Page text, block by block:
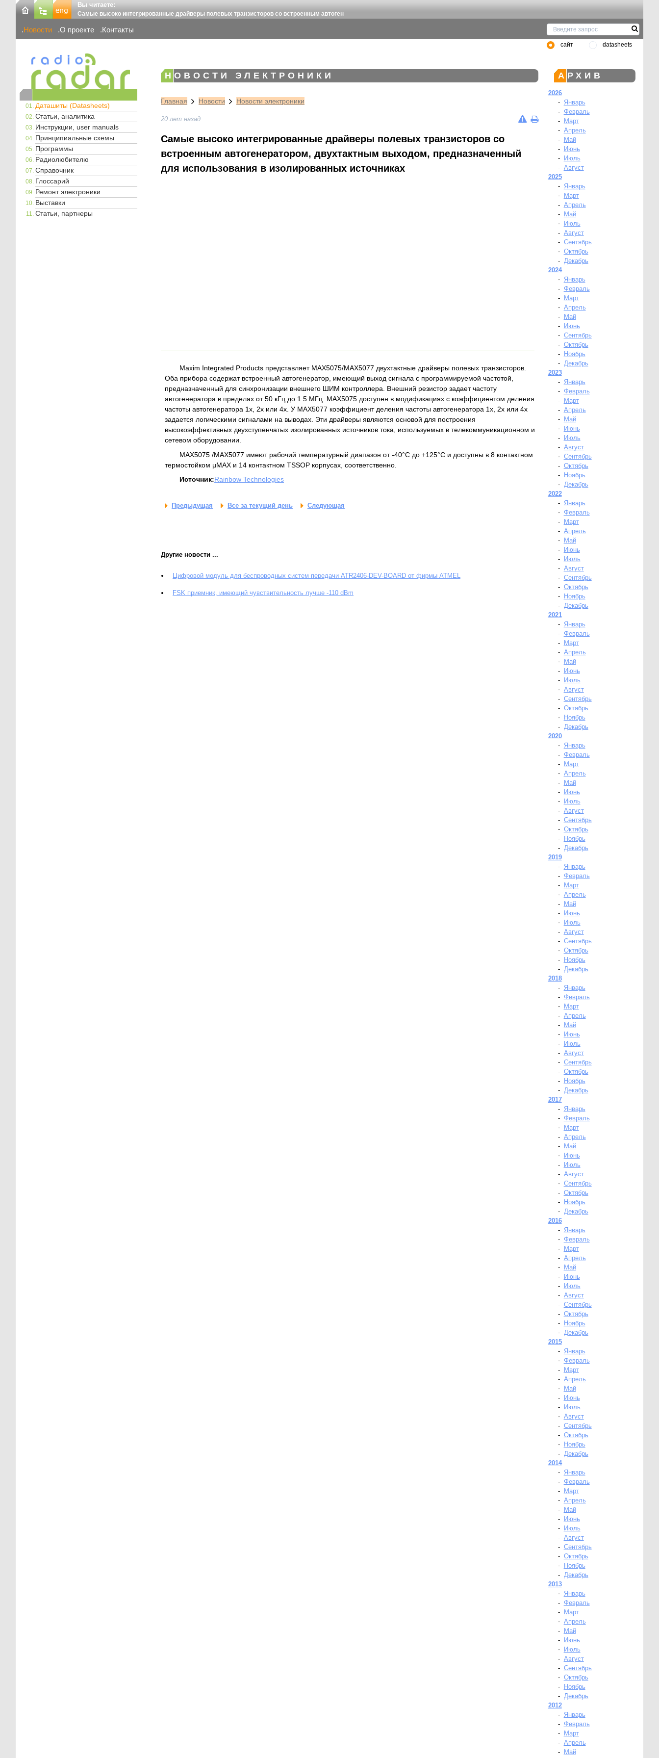
Вы читаете:
Самые высоко интегрированные драйверы полевых транзисторов со встроенным автоген
Новости О проекте Контакты
сайт datasheets
Даташиты (Datasheets)
Статьи, аналитика
Инструкции, user manuals
Принципиальные схемы
Программы
Радиолюбителю
Справочник
Глоссарий
Ремонт электроники
Выставки
Статьи, партнеры
НОВОСТИ ЭЛЕКТРОНИКИ
Главная Новости Новости электроники
20 лет назад
Самые высоко интегрированные драйверы полевых транзисторов со
встроенным автогенератором, двухтактным выходом, предназначенный
для использования в изолированных источниках
Maxim Integrated Products представляет MAX5075/MAX5077 двухтактные драйверы полевых транзисторов.
Оба прибора содержат встроенный автогенератор, имеющий выход сигнала с программируемой частотой,
предназначенный для синхронизации внешнего ШИМ контроллера. Внешний резистор задает частоту
автогенератора в пределах от 50 кГц до 1.5 МГц. MAX5075 доступен в модификациях с коэффициентом деления
частоты автогенератора 1x, 2x или 4x. У MAX5077 коэффициент деления частоты автогенератора 1x, 2x или 4x
задается логическими сигналами на выводах. Эти драйверы являются основой для построения
высокоэффективных двухступенчатых изолированных источников тока, используемых в телекоммуникационном и
сетевом оборудовании.
MAX5075 /MAX5077 имеют рабочий температурный диапазон от -40°C до +125°C и доступны в 8 контактном
термостойком µMAX и 14 контактном TSSOP корпусах, соответственно.
Источник:Rainbow Technologies
Предыдущая Все за текущий день Следующая
Другие новости ...
Цифровой модуль для беспроводных систем передачи ATR2406-DEV-BOARD от фирмы ATMEL
FSK приемник, имеющий чувствительность лучше -110 dBm
АРХИВ
2026
-
Январь
- Февраль
-
Март
- Апрель
-
Май
-
Июнь
-
Июль
- Август
2025
-
Январь
-
Март
- Апрель
-
Май
-
Июль
- Август
- Сентябрь
- Октябрь
- Декабрь
2024
-
Январь
- Февраль
-
Март
- Апрель
-
Май
-
Июнь
- Сентябрь
- Октябрь
-
Ноябрь
- Декабрь
2023
-
Январь
- Февраль
-
Март
- Апрель
-
Май
-
Июнь
-
Июль
- Август
- Сентябрь
- Октябрь
-
Ноябрь
- Декабрь
2022
-
Январь
- Февраль
-
Март
- Апрель
-
Май
-
Июнь
-
Июль
- Август
- Сентябрь
- Октябрь
-
Ноябрь
- Декабрь
2021
-
Январь
- Февраль
-
Март
- Апрель
-
Май
-
Июнь
-
Июль
- Август
- Сентябрь
- Октябрь
-
Ноябрь
- Декабрь
2020
-
Январь
- Февраль
-
Март
- Апрель
-
Май
-
Июнь
-
Июль
- Август
- Сентябрь
- Октябрь
-
Ноябрь
- Декабрь
2019
-
Январь
- Февраль
-
Март
- Апрель
-
Май
-
Июнь
-
Июль
- Август
- Сентябрь
- Октябрь
-
Ноябрь
- Декабрь
2018
-
Январь
- Февраль
-
Март
- Апрель
-
Май
-
Июнь
-
Июль
- Август
- Сентябрь
- Октябрь
-
Ноябрь
- Декабрь
2017
-
Январь
- Февраль
-
Март
- Апрель
-
Май
-
Июнь
-
Июль
- Август
- Сентябрь
- Октябрь
-
Ноябрь
- Декабрь
2016
-
Январь
- Февраль
-
Март
- Апрель
-
Май
-
Июнь
-
Июль
- Август
- Сентябрь
- Октябрь
-
Ноябрь
- Декабрь
2015
-
Январь
- Февраль
-
Март
- Апрель
-
Май
-
Июнь
-
Июль
- Август
- Сентябрь
- Октябрь
-
Ноябрь
- Декабрь
2014
-
Январь
- Февраль
-
Март
- Апрель
-
Май
-
Июнь
-
Июль
- Август
- Сентябрь
- Октябрь
-
Ноябрь
- Декабрь
2013
-
Январь
- Февраль
-
Март
- Апрель
-
Май
-
Июнь
-
Июль
- Август
- Сентябрь
- Октябрь
-
Ноябрь
- Декабрь
2012
-
Январь
- Февраль
-
Март
- Апрель
-
Май